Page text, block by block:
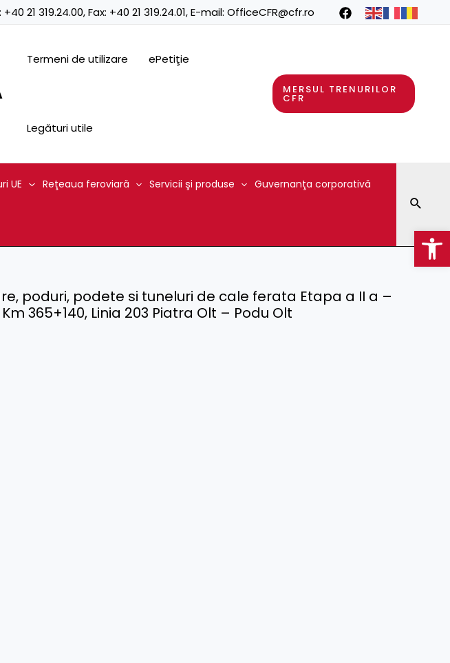
+40 21 319.24.00, Fax: +40 21 319.24.01, E-mail: OfficeCFR@cfr.ro
Termeni de utilizare ePetiţie
Legături utile
MERSUL TRENURILOR
CFR
UE Reţeaua feroviară Servicii şi produse Guvernanţa corporativă
poduri, podete si tuneluri de cale ferata Etapa a II a –
365+140, Linia 203 Piatra Olt – Podu Olt